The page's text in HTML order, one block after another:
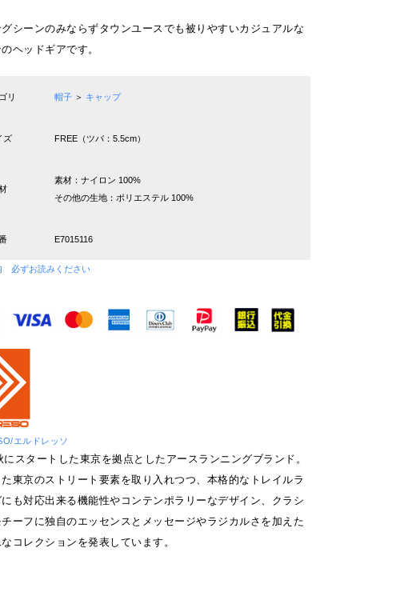
シーンのみならずタウンユースでも被りやすいカジュアルな
ヘッドギアです。
リ 帽子 ＞ キャップ
ズ FREE（ツバ：5.5cm）
素材：ナイロン 100%
その他の生地：ポリエステル 100%
E7015116
必ずお読みください
エルドレッソ
にスタートした東京を拠点としたアースランニングブランド。
東京のストリート要素を取り入れつつ、本格的なトレイルラ
も対応出来る機能性やコンテンポラリーなデザイン、クラシ
ーフに独自のエッセンスとメッセージやラジカルさを加えた
コレクションを発表しています。